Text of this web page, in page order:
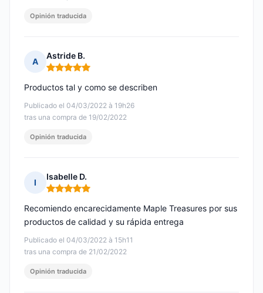
Opinión traducida
A
Astride B.
Nota: 5 de 5
Publicado el 04/03/2022 à 19h26
tras una compra de 19/02/2022
Productos tal y como se describen
Opinión traducida
I
Isabelle D.
Nota: 5 de 5
Publicado el 04/03/2022 à 15h11
tras una compra de 21/02/2022
Recomiendo encarecidamente Maple Treasures por sus
productos de calidad y su rápida entrega
Opinión traducida